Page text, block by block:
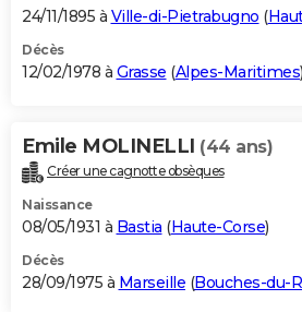
24/11/1895 à Ville-di-Pietrabugno (
Décès
12/02/1978 à Grasse (Alpes-Maritimes)
Emile MOLINELLI (44 ans)
Créer une cagnotte obsèques
Naissance
08/05/1931 à Bastia (Haute-Corse)
Décès
28/09/1975 à Marseille (Bouches-du-